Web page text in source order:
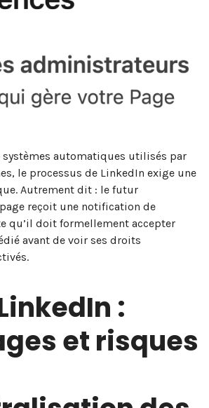
systèmes automatiques utilisés par
le processus de LinkedIn exige une
Autrement dit : le futur
reçoit une notification de
qu’il doit formellement accepter
avant de voir ses droits
:
et risques